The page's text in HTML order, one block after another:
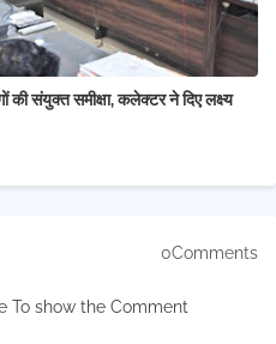
की संयुक्त समीक्षा, कलेक्टर ने दिए लक्ष्य
0Comments
To show the Comment